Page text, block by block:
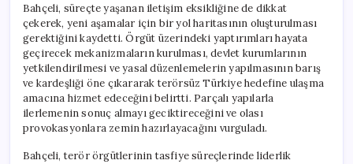
Bahçeli, süreçte yaşanan iletişim eksikliğine de dikkat
çekerek, yeni aşamalar için bir yol haritasının oluşturulması
gerektiğini kaydetti. Örgüt üzerindeki yaptırımları hayata
geçirecek mekanizmaların kurulması, devlet kurumlarının
yetkilendirilmesi ve yasal düzenlemelerin yapılmasının barış
ve kardeşliği öne çıkararak terörsüz Türkiye hedefine ulaşma
amacına hizmet edeceğini belirtti. Parçalı yapılarla
ilerlemenin sonuç almayı geciktireceğini ve olası
provokasyonlara zemin hazırlayacağını vurguladı.
Bahçeli, terör örgütlerinin tasfiye süreçlerinde liderlik